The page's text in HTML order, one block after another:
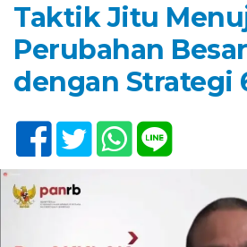
Taktik Jitu
Perubahan
dengan Strategi